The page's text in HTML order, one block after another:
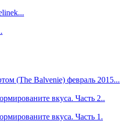
(The Balvenie) февраль 2015...
вкуса. Часть 2..
вкуса. Часть 1.